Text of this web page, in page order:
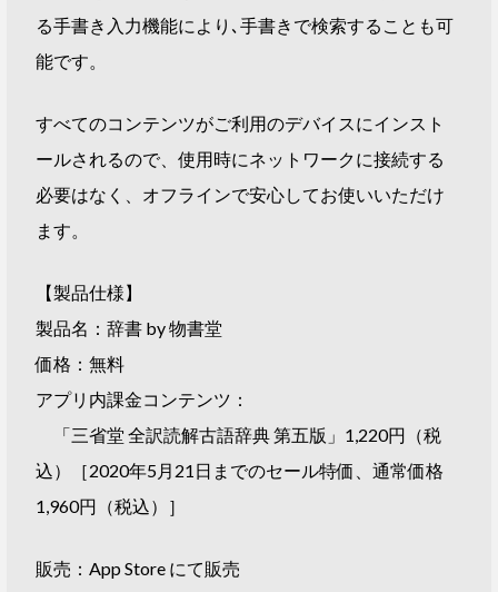
る手書き入力機能により､手書きで検索することも可
能です。
すべてのコンテンツがご利用のデバイスにインスト
ールされるので、使用時にネットワークに接続する
必要はなく、オフラインで安心してお使いいただけ
ます。
【製品仕様】
製品名：辞書 by 物書堂
価格：無料
アプリ内課金コンテンツ：
「三省堂 全訳読解古語辞典 第五版」1,220円（税
込）［2020年5月21日までのセール特価、通常価格
1,960円（税込）］
販売：App Store にて販売